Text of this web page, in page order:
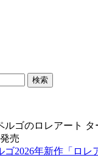
検索
ゴ2026年新作「ロレ